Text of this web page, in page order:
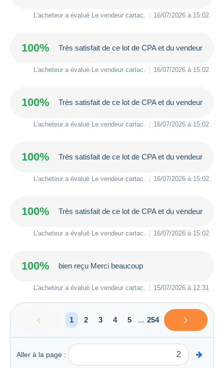
L'acheteur a évalué Le vendeur cartac 16/07/2026 à 15:02
100% Très satisfait de ce lot de CPA et du vendeur
L'acheteur a évalué Le vendeur cartac 16/07/2026 à 15:02
100% Très satisfait de ce lot de CPA et du vendeur
L'acheteur a évalué Le vendeur cartac 16/07/2026 à 15:02
100% Très satisfait de ce lot de CPA et du vendeur
L'acheteur a évalué Le vendeur cartac 16/07/2026 à 15:02
100% Très satisfait de ce lot de CPA et du vendeur
L'acheteur a évalué Le vendeur cartac 16/07/2026 à 15:02
100% bien reçu Merci beaucoup
L'acheteur a évalué Le vendeur cartac 15/07/2026 à 12:31
1 2 3 4 5 ... 254
Aller à la page :